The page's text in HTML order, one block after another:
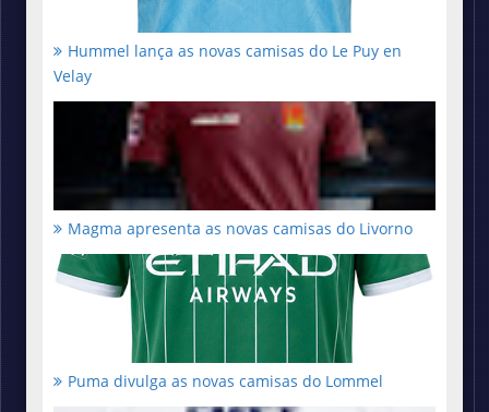
Hummel lança as novas camisas do Le Puy en
Velay
Magma apresenta as novas camisas do Livorno
Puma divulga as novas camisas do Lommel